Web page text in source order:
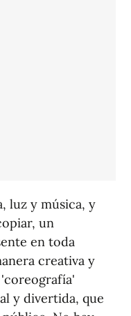
luz y música, y
un
en toda
creativa y
y divertida, que